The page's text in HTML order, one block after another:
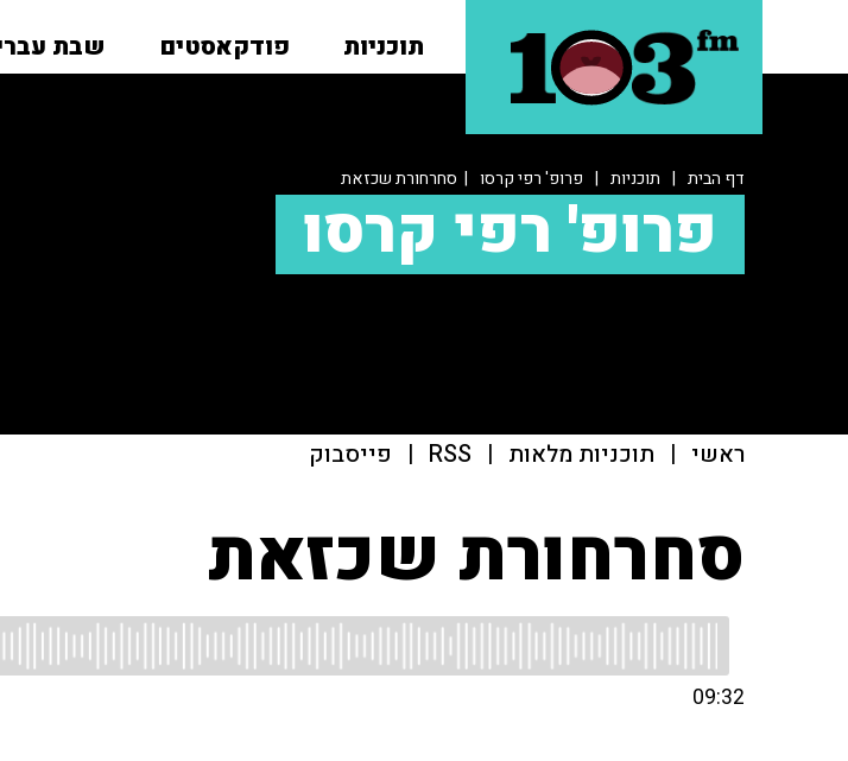
תוכניות פודקאסטים שבת
דף הבית | תוכניות | פרופ' רפי קרסו | סחרחורת שכזאת
פרופ' רפי קרסו
ראשי | תוכניות מלאות |
RSS
| פייסבוק
סחרחורת שכזאת
09:32